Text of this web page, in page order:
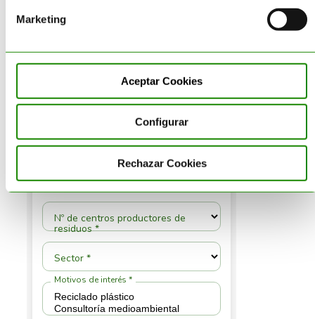
Marketing
Aceptar Cookies
Configurar
Rechazar Cookies